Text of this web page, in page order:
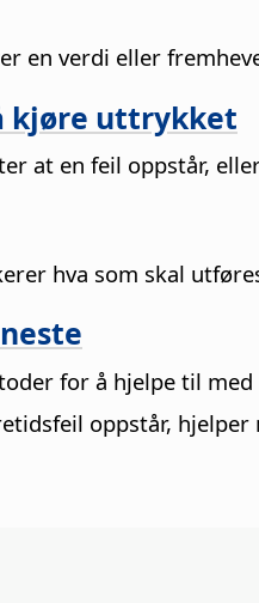
en verdi eller
kjøre uttrykket
at en feil oppstår,
hva som skal
for å hjelpe til
oppstår,